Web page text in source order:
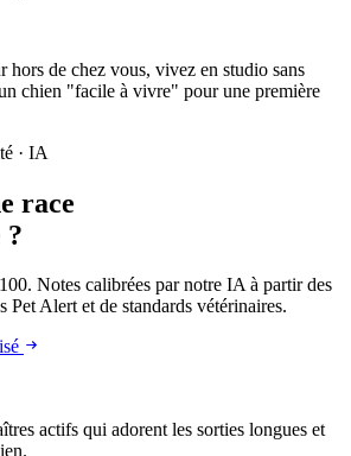
hors de chez vous, vivez en studio sans
chien "facile à vivre" pour une première
· IA
race
?
Notes calibrées par notre IA à partir des
Pet Alert et de standards vétérinaires.
actifs qui adorent les sorties longues et